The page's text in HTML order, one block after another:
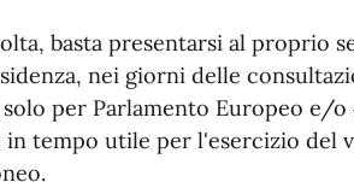
basta presentarsi al proprio
nei giorni delle
per Parlamento Europeo e/o
in tempo utile per l'esercizio del